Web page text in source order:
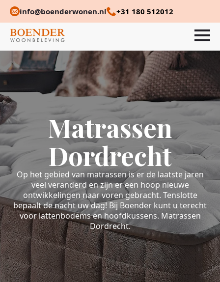
info@boenderwonen.nl +31 180 512012
Matrassen
Dordrecht
Op het gebied van matrassen is er de laatste jaren
veel veranderd en zijn er een hoop nieuwe
ontwikkelingen naar voren gebracht. Tenslotte
bepaalt de nacht uw dag! Bij Boender kunt u terecht
voor lattenbodems en hoofdkussens. Matrassen
Dordrecht.